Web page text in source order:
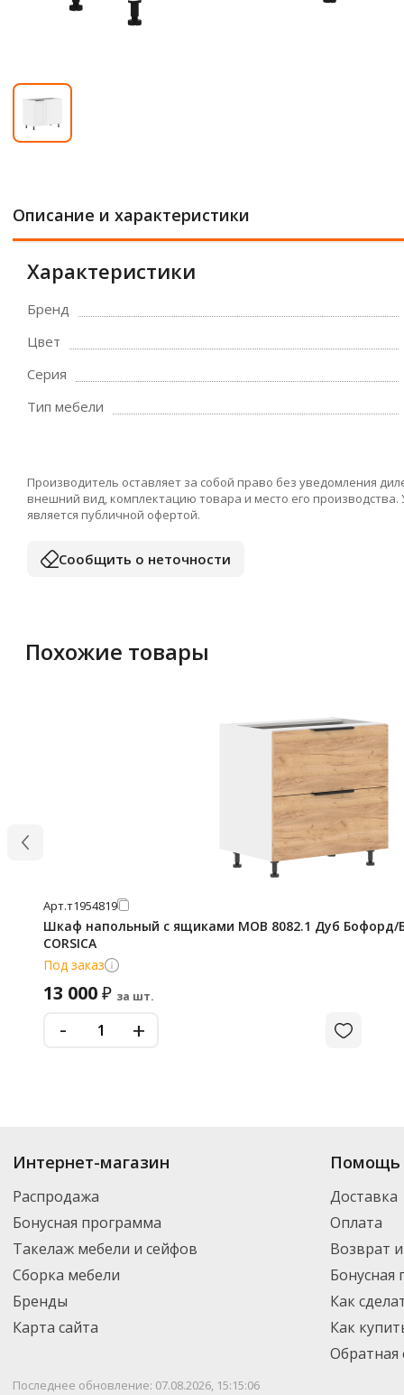
Описание и характеристики
Характеристики
Бренд
Цвет
Серия
Тип мебели
Производитель оставляет за собой право без уведомления
внешний вид, комплектацию товара и место его
является публичной офертой.
Сообщить о неточности
Похожие товары
Арт.т1954819
Шкаф напольный с ящиками MOB 8082.1 Дуб Бофорд/
CORSICA
Под заказ
13 000₽ за шт.
- +
Интернет-магазин
Распродажа
Бонусная программа
Такелаж мебели и сейфов
Сборка мебели
Бренды
Карта сайта
Помощь
Доставка
Оплата
Возврат
Бонусная
Как
Как
Обратная
Последнее обновление: 07.08.2026, 15:15:06